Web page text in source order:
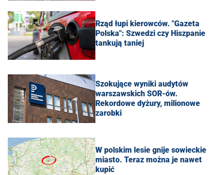
Rząd łupi kierowców. "Gazeta
Polska": Szwedzi czy Hiszpanie
tankują taniej
Szokujące wyniki audytów
warszawskich SOR-ów.
Rekordowe dyżury, milionowe
zarobki
W polskim lesie gnije sowieckie
miasto. Teraz można je nawet
kupić